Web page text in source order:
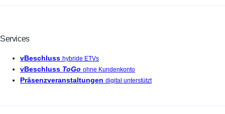
Services
vBeschluss hybride ETVs
vBeschluss ToGo ohne Kundenkonto
Präsenzveranstaltungen digital unterstützt